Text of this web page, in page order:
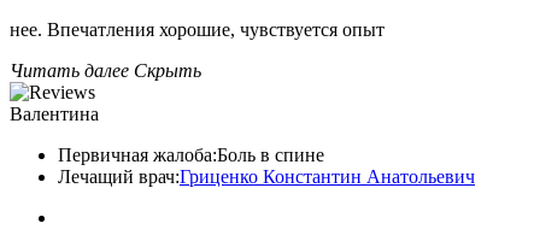
нее. Впечатления хорошие, чувствуется опыт
Читать далее Скрыть
Валентина
Первичная жалоба:Боль в спине
Лечащий врач:Гриценко Константин Анатольевич